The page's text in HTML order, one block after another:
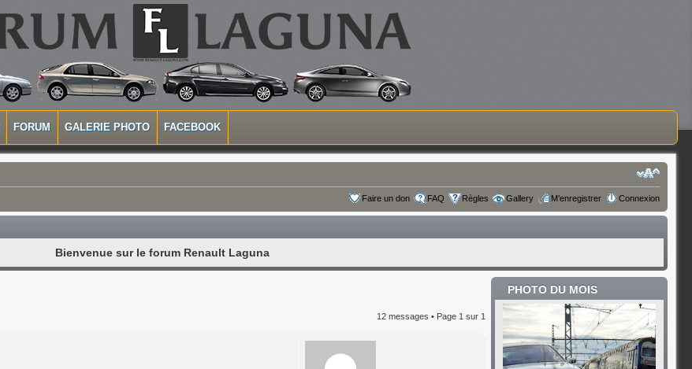
FORUM GALERIE PHOTO FACEBOOK
Faire un don FAQ Règles Gallery M’enregistrer Connexion
Bienvenue sur le forum Renault Laguna
12 messages • Page 1 sur 1
PHOTO DU MOIS